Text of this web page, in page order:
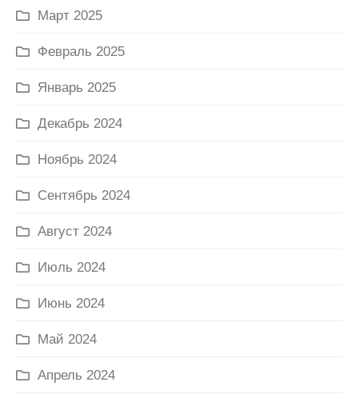
Март 2025
Февраль 2025
Январь 2025
Декабрь 2024
Ноябрь 2024
Сентябрь 2024
Август 2024
Июль 2024
Июнь 2024
Май 2024
Апрель 2024